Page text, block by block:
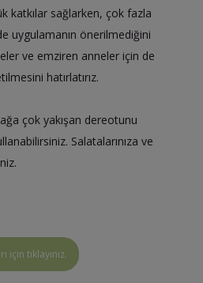
katkılar sağlarken, çok fazla
uygulamanın önerilmediğini
ve emziren anneler için de
hatırlatırız.
çok yakışan dereotunu
Salatalarınıza ve
tıklayınız.